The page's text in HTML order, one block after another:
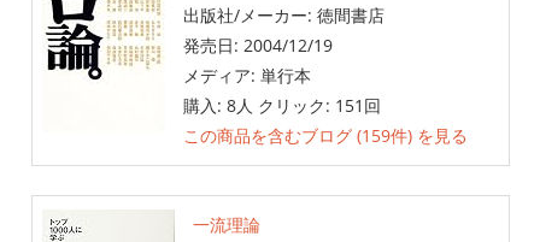
出版社/メーカー: 徳間書店
発売日: 2004/12/19
メディア: 単行本
購入: 8人 クリック: 151回
この商品を含むブログ (159件) を見る
一流理論